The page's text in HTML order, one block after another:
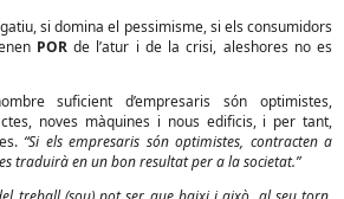
si domina el pessimisme, si els consumidors
PORde l’atur i de la crisi, aleshores no es
suficient d’empresaris són optimistes,
noves màquines i nous edificis, i per tant,
“Si els empresaris són optimistes, contracten a
traduirà en un bon resultat per a la societat.”